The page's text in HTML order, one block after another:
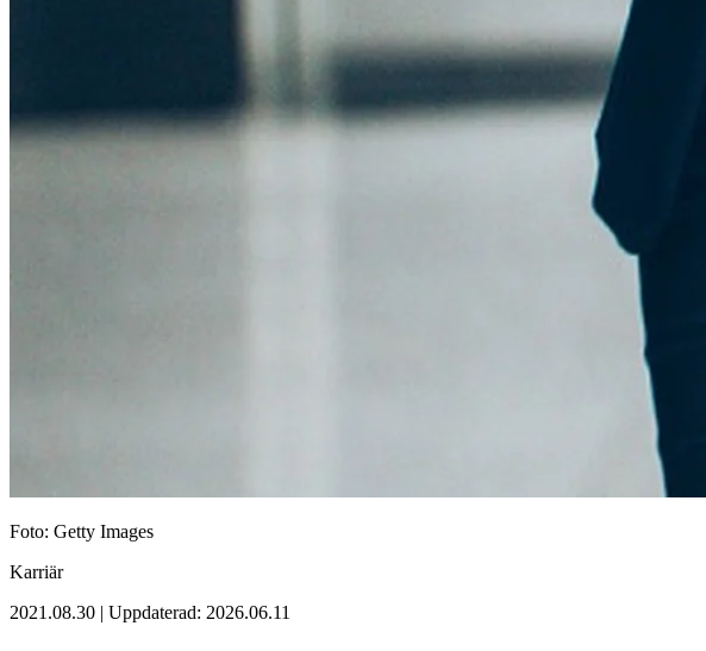
Foto: Getty Images
Karriär
2021.08.30 | Uppdaterad: 2026.06.11